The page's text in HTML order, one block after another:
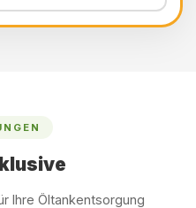
Ihre Öltankentsorgung